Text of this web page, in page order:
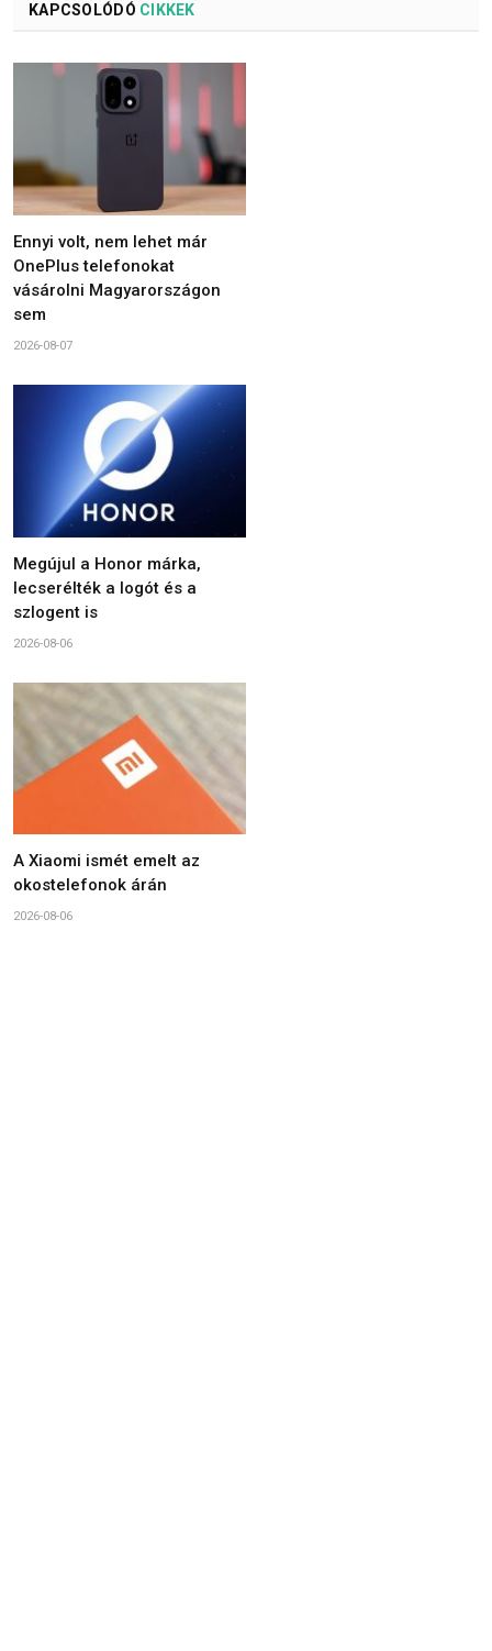
KAPCSOLÓDÓ CIKKEK
Ennyi volt, nem lehet már
OnePlus telefonokat
vásárolni Magyarországon
sem
2026-08-07
Megújul a Honor márka,
lecserélték a logót és a
szlogent is
2026-08-06
A Xiaomi ismét emelt az
okostelefonok árán
2026-08-06